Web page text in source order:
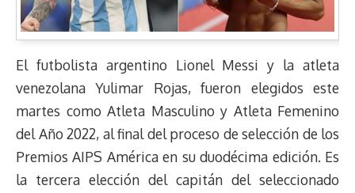
El futbolista argentino Lionel Messi y la atleta
venezolana Yulimar Rojas, fueron elegidos este
martes como Atleta Masculino y Atleta Femenino
del Año 2022, al final del proceso de selección de los
Premios AIPS América en su duodécima edición. Es
la tercera elección del capitán del seleccionado